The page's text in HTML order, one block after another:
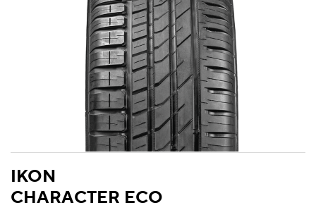
IKON
CHARACTER ECO